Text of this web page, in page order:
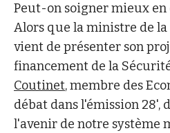
Peut-on soigner mieux en
Alors que la ministre de la
vient de présenter son
financement de la
Coutinet, membre des
débat dans l'émission 28',
l'avenir de notre système